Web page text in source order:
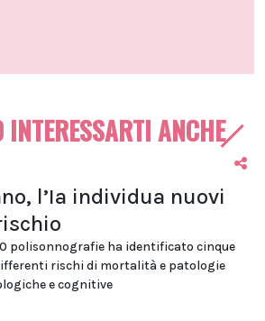
INTERESSARTI ANCHE
l’Ia individua nuovi
polisonnografie ha identificato cinque
rischi di mortalità e patologie
e cognitive